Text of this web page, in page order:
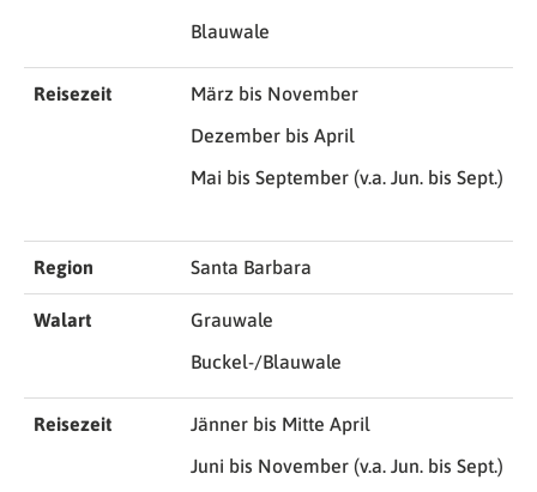
Blauwale
Reisezeit
März bis November
Dezember bis April
Mai bis September (v.a. Jun. bis Sept.)
Region Santa Barbara
Walart
Grauwale
Buckel-/Blauwale
Reisezeit
Jänner bis Mitte April
Juni bis November (v.a. Jun. bis Sept.)